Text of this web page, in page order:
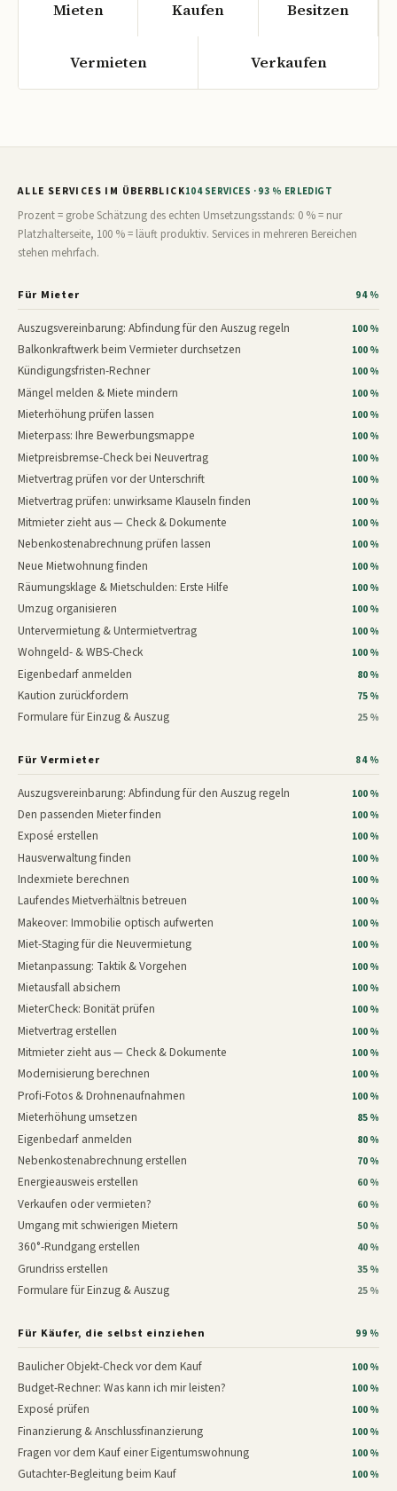
Mieten Kaufen Besitzen
Vermieten Verkaufen
ALLE SERVICES IM ÜBERBLICK104 SERVICES · 93 % ERLEDIGT
Prozent = grobe Schätzung des echten Umsetzungsstands: 0 % = nur
Platzhalterseite, 100 % = läuft produktiv. Services in mehreren Bereichen
stehen mehrfach.
Für Mieter 94 %
Auszugsvereinbarung: Abfindung für den Auszug regeln 100 %
Balkonkraftwerk beim Vermieter durchsetzen 100 %
Kündigungsfristen-Rechner 100 %
Mängel melden & Miete mindern 100 %
Mieterhöhung prüfen lassen 100 %
Mieterpass: Ihre Bewerbungsmappe 100 %
Mietpreisbremse-Check bei Neuvertrag 100 %
Mietvertrag prüfen vor der Unterschrift 100 %
Mietvertrag prüfen: unwirksame Klauseln finden 100 %
Mitmieter zieht aus — Check & Dokumente 100 %
Nebenkostenabrechnung prüfen lassen 100 %
Neue Mietwohnung finden 100 %
Räumungsklage & Mietschulden: Erste Hilfe 100 %
Umzug organisieren 100 %
Untervermietung & Untermietvertrag 100 %
Wohngeld- & WBS-Check 100 %
Eigenbedarf anmelden 80 %
Kaution zurückfordern 75 %
Formulare für Einzug & Auszug 25 %
Für Vermieter 84 %
Auszugsvereinbarung: Abfindung für den Auszug regeln 100 %
Den passenden Mieter finden 100 %
Exposé erstellen 100 %
Hausverwaltung finden 100 %
Indexmiete berechnen 100 %
Laufendes Mietverhältnis betreuen 100 %
Makeover: Immobilie optisch aufwerten 100 %
Miet-Staging für die Neuvermietung 100 %
Mietanpassung: Taktik & Vorgehen 100 %
Mietausfall absichern 100 %
MieterCheck: Bonität prüfen 100 %
Mietvertrag erstellen 100 %
Mitmieter zieht aus — Check & Dokumente 100 %
Modernisierung berechnen 100 %
Profi-Fotos & Drohnenaufnahmen 100 %
Mieterhöhung umsetzen 85 %
Eigenbedarf anmelden 80 %
Nebenkostenabrechnung erstellen 70 %
Energieausweis erstellen 60 %
Verkaufen oder vermieten? 60 %
Umgang mit schwierigen Mietern 50 %
360°-Rundgang erstellen 40 %
Grundriss erstellen 35 %
Formulare für Einzug & Auszug 25 %
Für Käufer, die selbst einziehen 99 %
Baulicher Objekt-Check vor dem Kauf 100 %
Budget-Rechner: Was kann ich mir leisten? 100 %
Exposé prüfen 100 %
Finanzierung & Anschlussfinanzierung 100 %
Fragen vor dem Kauf einer Eigentumswohnung 100 %
Gutachter-Begleitung beim Kauf 100 %